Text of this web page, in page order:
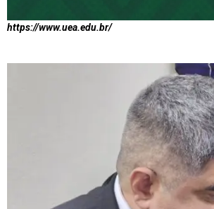
https://www.uea.edu.br/